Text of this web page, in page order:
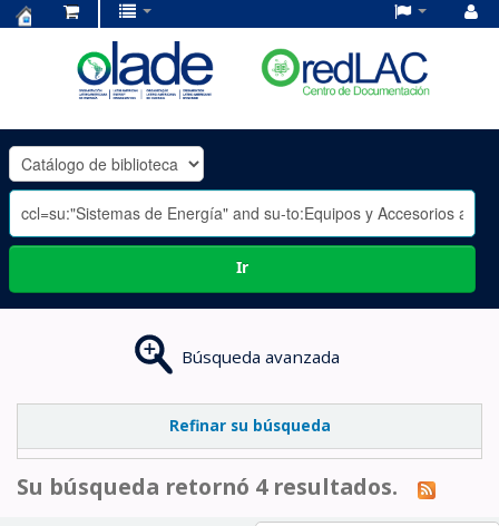
OLADE
-
Ir
Búsqueda avanzada
Refinar su búsqueda
Su búsqueda retornó 4 resultados.